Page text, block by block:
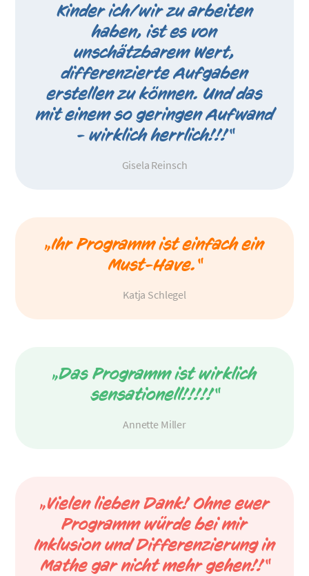
Kinder ich/wir zu arbeiten
haben, ist es von
unschätzbarem Wert,
differenzierte Aufgaben
erstellen zu können. Und das
mit einem so geringen Aufwand
- wirklich herrlich!!!“
Gisela Reinsch
„Ihr Programm ist einfach ein
Must-Have.“
Katja Schlegel
„Das Programm ist wirklich
sensationell!!!!!“
Annette Miller
„Vielen lieben Dank! Ohne euer
Programm würde bei mir
Inklusion und Differenzierung in
Mathe gar nicht mehr gehen!!“